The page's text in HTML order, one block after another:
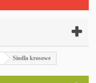
Siodła krosowe